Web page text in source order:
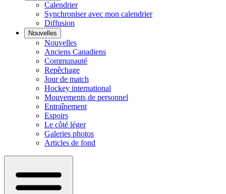
Calendrier
Synchroniser avec mon calendrier
Diffusion
Nouvelles
Nouvelles
Anciens Canadiens
Communauté
Repêchage
Jour de match
Hockey international
Mouvements de personnel
Entraînement
Espoirs
Le côté léger
Galeries photos
Articles de fond